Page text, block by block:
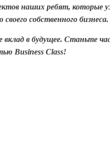
наших ребят, которые
собственного бизнеса.
в будущее. Станьте
Business Class!